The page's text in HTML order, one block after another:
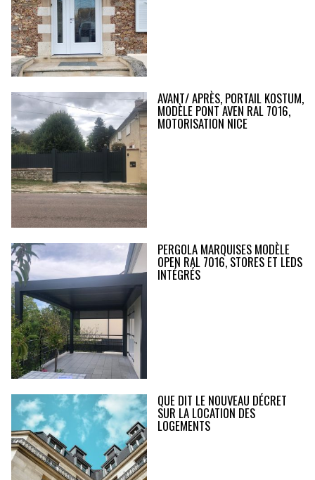
AVANT/ APRÈS, PORTAIL KOSTUM,
MODÈLE PONT AVEN RAL 7016,
MOTORISATION NICE
PERGOLA MARQUISES MODÈLE
OPEN RAL 7016, STORES ET LEDS
INTÉGRÉS
QUE DIT LE NOUVEAU DÉCRET
SUR LA LOCATION DES
LOGEMENTS